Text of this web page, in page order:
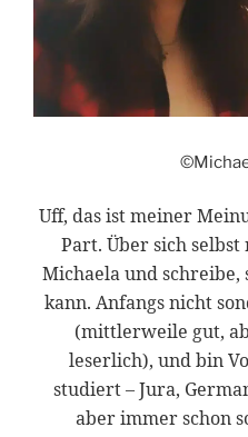
Uff, das ist meiner
Part. Über sich
Michaela und
kann. Anfangs nicht
(mittlerweile gut,
leserlich), und bin
studiert – Jura,
aber immer schon